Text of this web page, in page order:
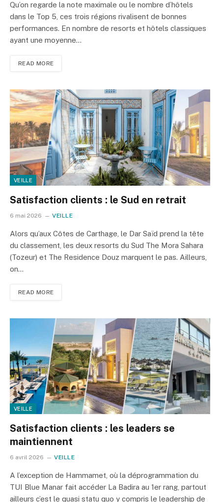
Qu’on regarde la note maximale ou le nombre d’hôtels
dans le Top 5, ces trois régions rivalisent de bonnes
performances. En nombre de resorts et hôtels classiques
ayant une moyenne…
READ MORE
VEILLE
Satisfaction clients : le Sud en retrait
6 mai 2026 VEILLE
Alors qu’aux Côtes de Carthage, le Dar Saïd prend la tête
du classement, les deux resorts du Sud The Mora Sahara
(Tozeur) et The Residence Douz marquent le pas. Ailleurs,
on…
READ MORE
VEILLE
Satisfaction clients : les leaders se
maintiennent
6 avril 2026 VEILLE
A l’exception de Hammamet, où la déprogrammation du
TUI Blue Manar fait accéder La Badira au 1er rang, partout
ailleurs c’est le quasi statu quo y compris le leadership de